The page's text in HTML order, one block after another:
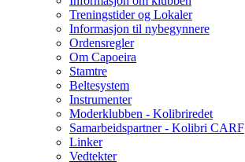
Treningstider og Lokaler
Informasjon til nybegynnere
Ordensregler
Om Capoeira
Stamtre
Beltesystem
Instrumenter
Moderklubben - Kolibriredet
Samarbeidspartner - Kolibri CARF
Linker
Vedtekter